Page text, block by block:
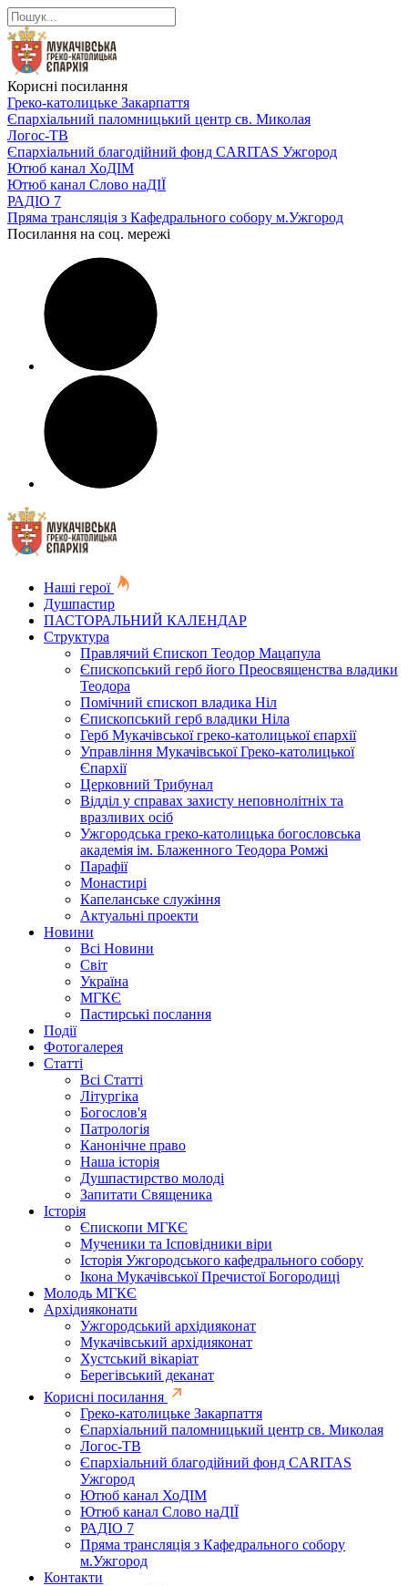
Корисні посилання
Греко-католицьке Закарпаття
Єпархіальний паломницький центр св. Миколая
Логос-ТВ
Єпархіальний благодійний фонд CARITAS Ужгород
Ютюб канал ХоДІМ
Ютюб канал Слово наДІЇ
РАДІО 7
Пряма трансляція з Кафедрального собору м.Ужгород
Посилання на соц. мережі
Наші герої
Душпастир
ПАСТОРАЛЬНИЙ КАЛЕНДАР
Структура
Правлячий Єпископ Теодор Мацапула
Єпископський герб його Преосвященства владики
Теодора
Помічний єпископ владика Ніл
Єпископський герб владики Ніла
Герб Мукачівської греко-католицької єпархії
Управління Мукачівської Греко-католицької
Єпархії
Церковний Трибунал
Відділ у справах захисту неповнолітніх та
вразливих осіб
Ужгородська греко-католицька богословська
академія ім. Блаженного Теодора Ромжі
Парафії
Монастирі
Капеланське служіння
Актуальні проекти
Новини
Всі Новини
Світ
Україна
МГКЄ
Пастирські послання
Події
Фотогалерея
Статті
Всі Статті
Літургіка
Богослов'я
Патрологія
Канонічне право
Наша історія
Душпастирство молоді
Запитати Священика
Історія
Єпископи МГКЄ
Мученики та Ісповідники віри
Історія Ужгородського кафедрального собору
Ікона Мукачівської Пречистої Богородиці
Молодь МГКЄ
Архідияконати
Ужгородський архідияконат
Мукачівський архідияконат
Хустський вікаріат
Берегівський деканат
Корисні посилання
Греко-католицьке Закарпаття
Єпархіальний паломницький центр св. Миколая
Логос-ТВ
Єпархіальний благодійний фонд CARITAS
Ужгород
Ютюб канал ХоДІМ
Ютюб канал Слово наДІЇ
РАДІО 7
Пряма трансляція з Кафедрального собору
м.Ужгород
Контакти